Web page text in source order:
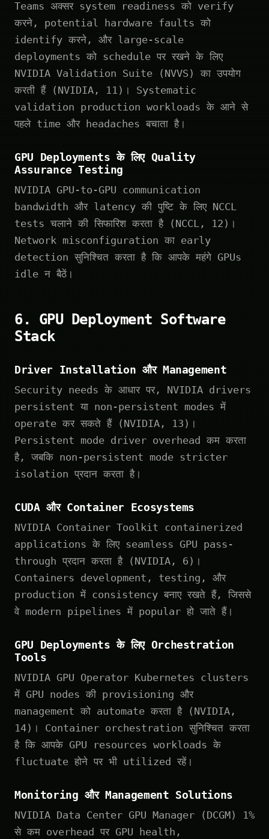
Teams अक्सर system readiness को verify
करने, potential hardware faults को
identify करने, और large-scale
deployments को schedule पर रखने के लिए
NVIDIA Validation Suite (NVVS) का उपयोग
करती हैं (NVIDIA, 11)। Systematic
validation production workloads के आने से
पहले time और headaches बचाता है।
GPU Deployments के लिए Quality
Assurance Testing
NVIDIA GPU-to-GPU communication
bandwidth और latency की पुष्टि के लिए NCCL
tests चलाने की सिफारिश करता है (NCCL, 12)।
Network misconfiguration का early
detection सुनिश्चित करता है कि आपके महंगे GPUs
idle न बैठें।
6. GPU Deployment Software
Stack
Driver Installation और Management
Security needs के आधार पर, NVIDIA drivers
persistent या non-persistent modes में
operate कर सकते हैं (NVIDIA, 13)।
Persistent mode driver overhead कम करता
है, जबकि non-persistent mode stricter
isolation प्रदान करता है।
CUDA और Container Ecosystems
NVIDIA Container Toolkit containerized
applications के लिए seamless GPU pass-
through प्रदान करता है (NVIDIA, 6)।
Containers development, testing, और
production में consistency बनाए रखते हैं, जिससे
वे modern pipelines में popular हो जाते हैं।
GPU Deployments के लिए Orchestration
Tools
NVIDIA GPU Operator Kubernetes clusters
में GPU nodes की provisioning और
management को automate करता है (NVIDIA,
14)। Container orchestration सुनिश्चित करता
है कि आपके GPU resources workloads के
fluctuate होने पर भी utilized रहें।
Monitoring और Management Solutions
NVIDIA Data Center GPU Manager (DCGM) 1%
से कम overhead पर GPU health,